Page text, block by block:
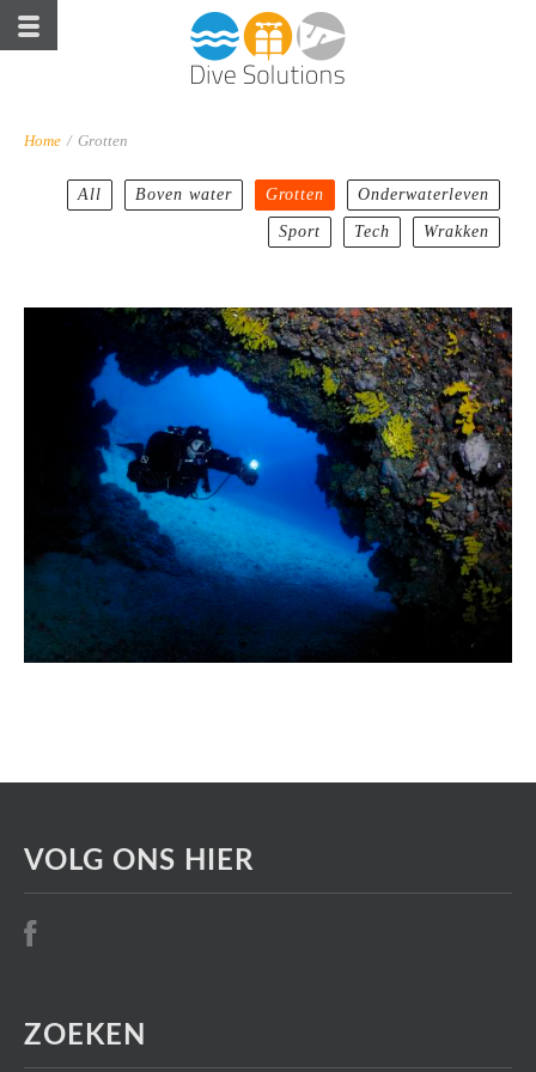
Home / Grotten
All Boven water Grotten Onderwaterleven
Sport Tech Wrakken
VOLG ONS HIER
ZOEKEN